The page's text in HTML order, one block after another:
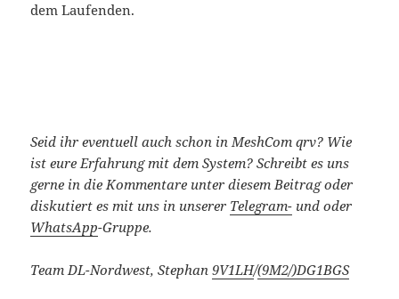
dem Laufenden.
Seid ihr eventuell auch schon in MeshCom qrv? Wie
ist eure Erfahrung mit dem System? Schreibt es uns
gerne in die Kommentare unter diesem Beitrag oder
diskutiert es mit uns in unserer Telegram- und oder
WhatsApp-Gruppe.
Team DL-Nordwest, Stephan9V1LH/(9M2/)DG1BGS